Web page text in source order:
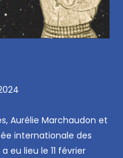
Aurélie Marchaudon et
internationale des
eu lieu le 11 février